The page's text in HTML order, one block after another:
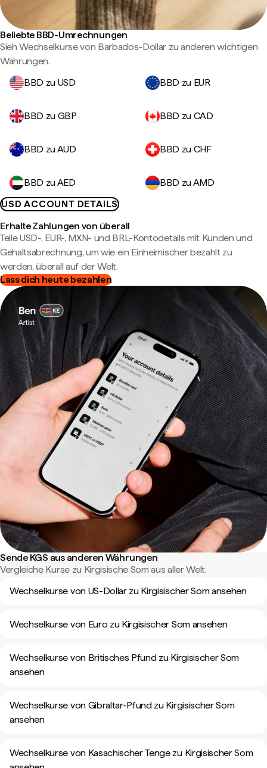
Beliebte BBD-Umrechnungen
Sieh Wechselkurse von Barbados-Dollar zu anderen wichtigen
Währungen.
BBD zu USD
BBD zu EUR
BBD zu GBP BBD zu CAD
BBD zu AUD BBD zu CHF
BBD zu AED
BBD zu AMD
USD ACCOUNT DETAILS
Erhalte Zahlungen von überall
Teile USD-, EUR-, MXN- und BRL-Kontodetails mit Kunden und
Gehaltsabrechnung, um wie ein Einheimischer bezahlt zu
werden, überall auf der Welt.
Lass dich heute bezahlen
Sende KGS aus anderen Währungen
Vergleiche Kurse zu Kirgisische Som aus aller Welt.
Wechselkurse von US-Dollar zu Kirgisischer Som ansehen
Wechselkurse von Euro zu Kirgisischer Som ansehen
Wechselkurse von Britisches Pfund zu Kirgisischer Som
ansehen
Wechselkurse von Gibraltar-Pfund zu Kirgisischer Som
ansehen
Wechselkurse von Kasachischer Tenge zu Kirgisischer Som